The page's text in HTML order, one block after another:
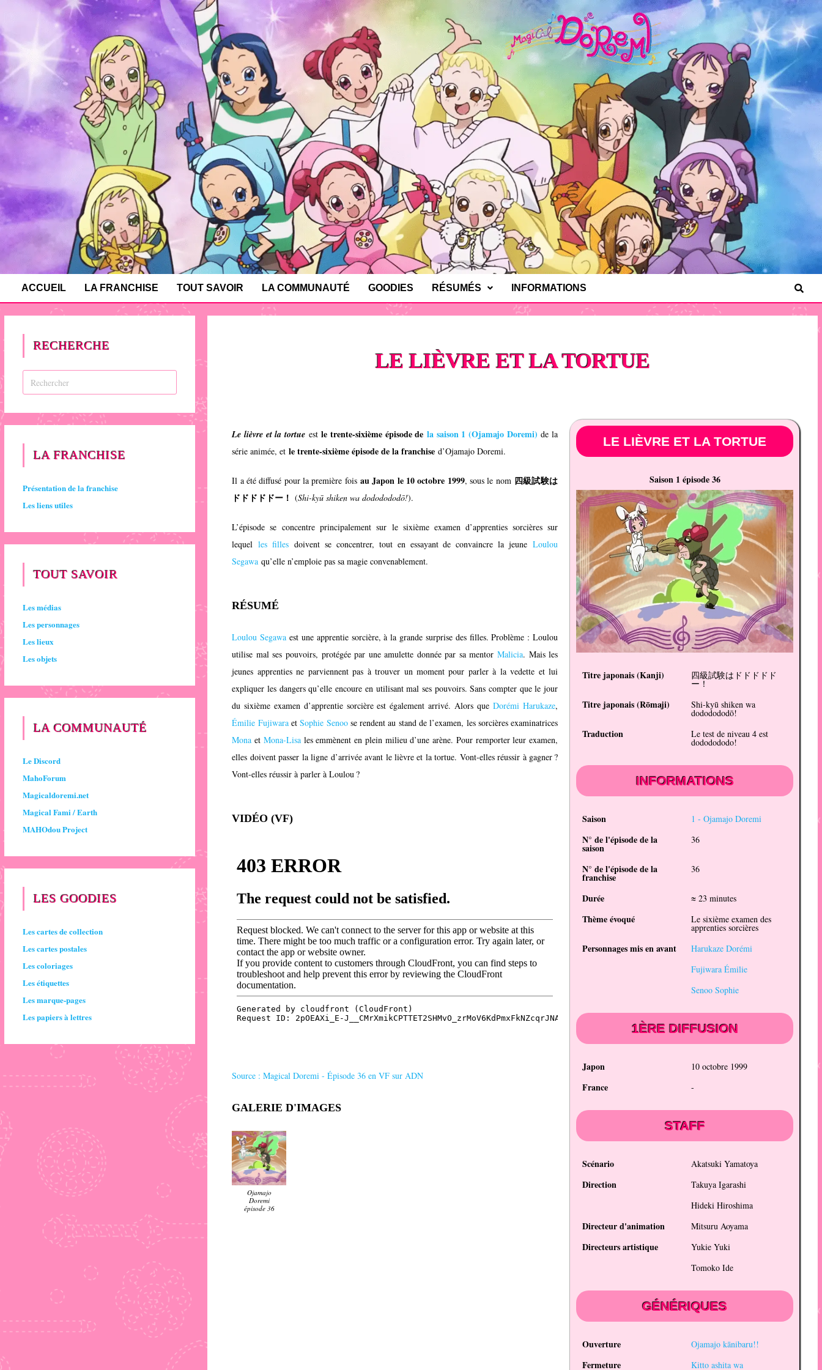
ACCUEIL LA FRANCHISE TOUT SAVOIR LA COMMUNAUTÉ GOODIES RÉSUMÉS INFORMATIONS
LE LIÈVRE ET LA TORTUE
LE LIÈVRE ET LA TORTUE
Saison 1 épisode 36
Titre japonais (Kanji) 四級試験はドドドドド
ー！
Titre japonais (Rōmaji) Shi-kyū shiken wa
dododododō!
Traduction Le test de niveau 4 est
dododododo!
INFORMATIONS
Saison 1 - Ojamajo Doremi
N° de l'épisode de la
saison
36
N° de l'épisode de la
franchise
36
Durée ≈ 23 minutes
Thème évoqué Le sixième examen des
apprenties sorcières
Personnages mis en avant
Harukaze Dorémi
Fujiwara Émilie
Senoo Sophie
1ÈRE DIFFUSION
Japon 10 octobre 1999
France -
STAFF
Scénario Akatsuki Yamatoya
Direction
Takuya Igarashi
Hideki Hiroshima
Directeur d'animation Mitsuru Aoyama
Directeurs artistique
Yukie Yuki
Tomoko Ide
GÉNÉRIQUES
Ouverture Ojamajo kānibaru!!
Fermeture Kitto ashita wa
Le lièvre et la tortue estle trente-sixième épisode dela saison 1 (Ojamajo Doremi) de la
série animée, etle trente-sixième épisode de la franchise d’Ojamajo Doremi.
Il a été diffusé pour la première fois au Japon le 10 octobre 1999, sous le nom 四級試験は
ドドドドドー！ (Shi-kyū shiken wa dododododō!).
L’épisode se concentre principalement sur le sixième examen d’apprenties sorcières sur
lequelles filles doivent se concentrer, tout en essayant de convaincre la jeuneLoulou
Segawa qu’elle n’emploie pas sa magie convenablement.
RÉSUMÉ
Loulou Segawa est une apprentie sorcière, à la grande surprise des filles. Problème : Loulou
utilise mal ses pouvoirs, protégée par une amulette donnée par sa mentorMalicia. Mais les
jeunes apprenties ne parviennent pas à trouver un moment pour parler à la vedette et lui
expliquer les dangers qu’elle encoure en utilisant mal ses pouvoirs. Sans compter que le jour
du sixième examen d’apprentie sorcière est également arrivé. Alors queDorémi Harukaze,
Émilie FujiwaraetSophie Senoose rendent au stand de l’examen, les sorcières examinatrices
Mona et Mona-Lisales emmènent en plein milieu d’une arène. Pour remporter leur examen,
elles doivent passer la ligne d’arrivée avant le lièvre et la tortue. Vont-elles réussir à gagner ?
Vont-elles réussir à parler à Loulou ?
VIDÉO (VF)
Source : Magical Doremi - Épisode 36 en VF sur ADN
GALERIE D'IMAGES
Ojamajo
Doremi
épisode 36
RECHERCHE
LA FRANCHISE
Présentation de la franchise
Les liens utiles
TOUT SAVOIR
Les médias
Les personnages
Les lieux
Les objets
LA COMMUNAUTÉ
Le Discord
MahoForum
Magicaldoremi.net
Magical Fami / Earth
MAHOdou Project
LES GOODIES
Les cartes de collection
Les cartes postales
Les coloriages
Les étiquettes
Les marque-pages
Les papiers à lettres